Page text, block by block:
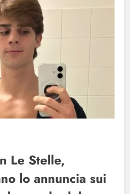
Le Stelle,
lo annuncia sui